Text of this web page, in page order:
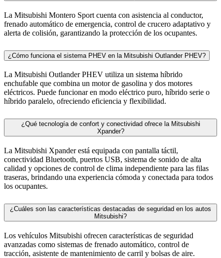
La Mitsubishi Montero Sport cuenta con asistencia al conductor,
frenado automático de emergencia, control de crucero adaptativo y
alerta de colisión, garantizando la protección de los ocupantes.
¿Cómo funciona el sistema PHEV en la Mitsubishi Outlander PHEV?
La Mitsubishi Outlander PHEV utiliza un sistema híbrido
enchufable que combina un motor de gasolina y dos motores
eléctricos. Puede funcionar en modo eléctrico puro, híbrido serie o
híbrido paralelo, ofreciendo eficiencia y flexibilidad.
¿Qué tecnología de confort y conectividad ofrece la Mitsubishi
Xpander?
La Mitsubishi Xpander está equipada con pantalla táctil,
conectividad Bluetooth, puertos USB, sistema de sonido de alta
calidad y opciones de control de clima independiente para las filas
traseras, brindando una experiencia cómoda y conectada para todos
los ocupantes.
¿Cuáles son las características destacadas de seguridad en los autos
Mitsubishi?
Los vehículos Mitsubishi ofrecen características de seguridad
avanzadas como sistemas de frenado automático, control de
tracción, asistente de mantenimiento de carril y bolsas de aire.